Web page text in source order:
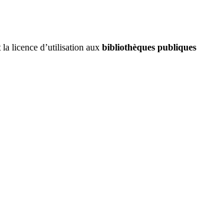
licence d’utilisation aux bibliothèques publiques